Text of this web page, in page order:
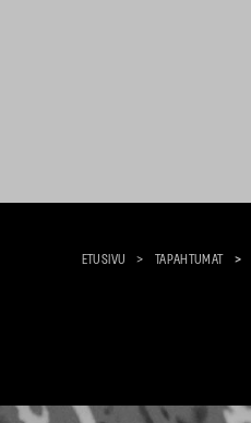
ETUSIVU TAPAHTUMAT